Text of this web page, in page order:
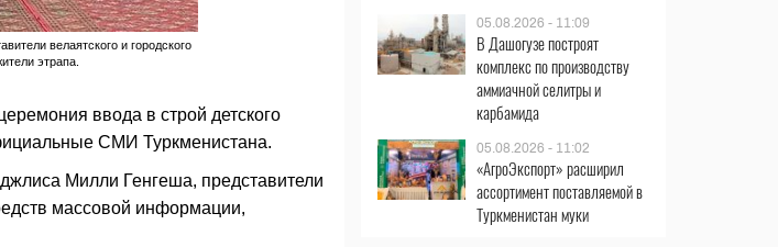
велаятского и городского
этрапа.
ввода в строй детского
СМИ Туркменистана.
Милли Генгеша, представители
массовой информации,
05.08.2026 - 11:09
В Дашогузе построят
комплекс по производству
аммиачной селитры и
карбамида
05.08.2026 - 11:02
«АгроЭкспорт» расширил
ассортимент поставляемой в
Туркменистан муки